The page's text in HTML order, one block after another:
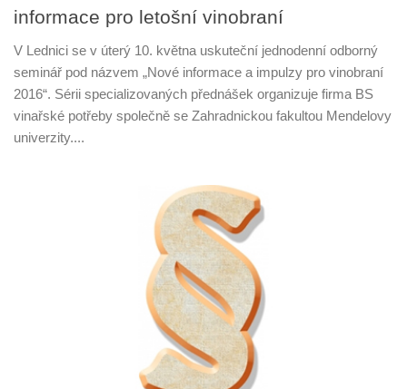
informace pro letošní vinobraní
V Lednici se v úterý 10. května uskuteční jednodenní odborný
seminář pod názvem „Nové informace a impulzy pro vinobraní
2016“. Sérii specializovaných přednášek organizuje firma BS
vinařské potřeby společně se Zahradnickou fakultou Mendelovy
univerzity....